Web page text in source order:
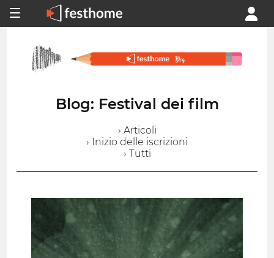
Blog: Festival dei film
› Articoli
› Inizio delle iscrizioni
› Tutti